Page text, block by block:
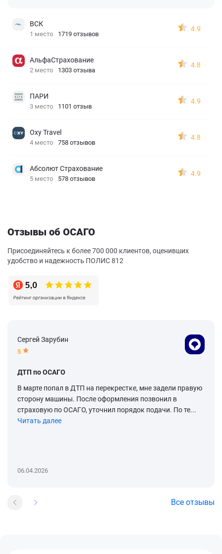
ВСК
1 место 1719 отзывов
4.9
АльфаСтрахование
2 место 1303 отзыва
4.8
ПАРИ
3 место 1101 отзыв
4.9
Oxy Travel
4 место 758 отзывов
4.8
Абсолют Страхование
5 место 578 отзывов
4.9
Отзывы об ОСАГО
Присоединяйтесь к более 700 000 клиентов, оценивших
удобство и надежность ПОЛИС 812
Сергей Зарубин
5
ДТП по ОСАГО
В марте попал в ДТП на перекрестке, мне задели правую
сторону машины. После оформления позвонил в
страховую по ОСАГО, уточнил порядок подачи. По те...
Читать далее
06.04.2026
Все отзывы